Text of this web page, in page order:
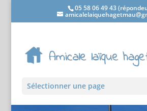
05 58 06 49 43
Sélectionner une page